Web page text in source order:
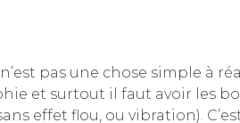
pas une chose simple à
et surtout il faut avoir les
effet flou, ou vibration).